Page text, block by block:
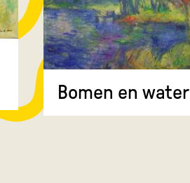
Bomen en water